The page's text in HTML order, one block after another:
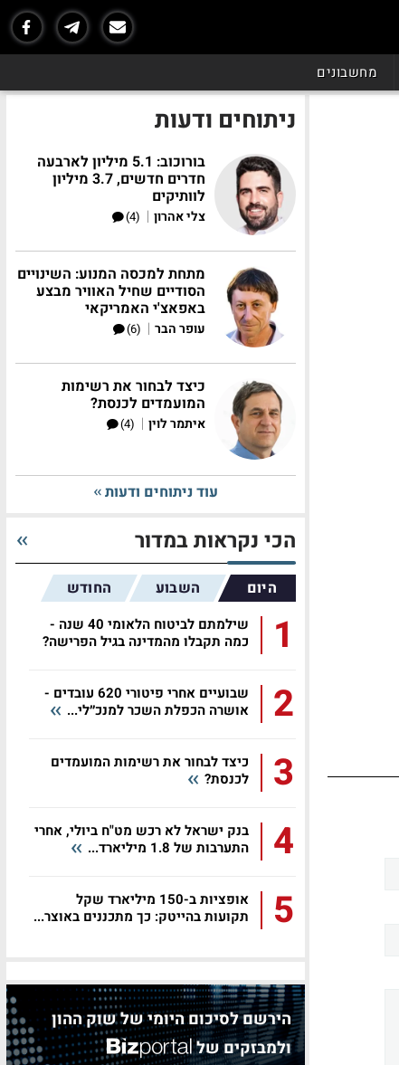
מחשבונים
ניתוחים ודעות
בורוכוב: 5.1 מיליון לארבעה
חדרים חדשים, 3.7 מיליון
לוותיקים
צלי אהרון |
(4)
מתחת למכסה המנוע: השינויים
הסודיים שחיל האוויר מבצע
באפאצ'י האמריקאי
עופר הבר |
(6)
כיצד לבחור את רשימות
המועמדים לכנסת?
איתמר לוין |
(4)
עוד ניתוחים ודעות
הכי נקראות במדור
היום השבוע החודש
1
שילמתם לביטוח הלאומי 40 שנה -
כמה תקבלו מהמדינה בגיל הפרישה?
2
שבועיים אחרי פיטורי 620 עובדים -
אושרה הכפלת השכר למנכ״לי...
3
כיצד לבחור את רשימות המועמדים
לכנסת?
4
בנק ישראל לא רכש מט"ח ביולי, אחרי
התערבות של 1.8 מיליארד...
5
אופציות ב-150 מיליארד שקל
תקועות בהייטק: כך מתכננים באוצר...
הירשם לסיכום היומי של שוק ההון
ולמבזקים של